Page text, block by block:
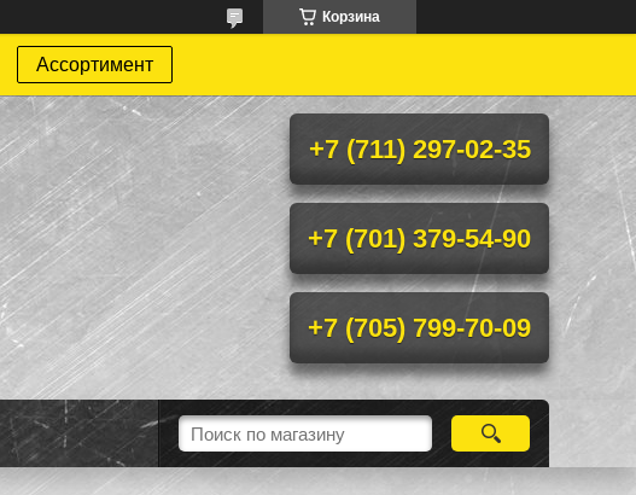
Корзина
Ассортимент
+7 (711) 297-02-35
+7 (701) 379-54-90
+7 (705) 799-70-09